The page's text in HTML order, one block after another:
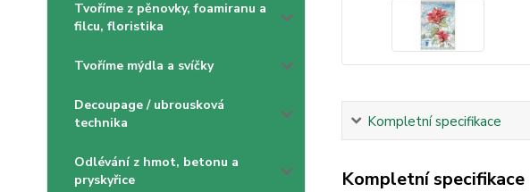
Tvoříme z pěnovky, foamiranu a
filcu, floristika
Tvoříme mýdla a svíčky
Decoupage / ubrousková
technika
Odlévání z hmot, betonu a
pryskyřice
Kompletní specifikace
Kompletní specifikace